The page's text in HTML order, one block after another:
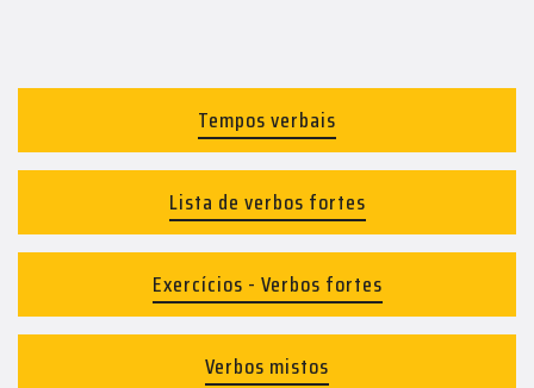
Tempos verbais
Lista de verbos fortes
Exercícios - Verbos fortes
Verbos mistos